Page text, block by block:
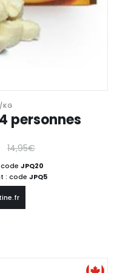
personnes
14,95€
JPQ20
: code JPQ5